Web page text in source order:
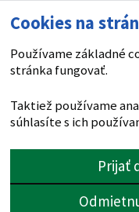
Cookies na
Používame základné
stránka fungovať.
Taktiež používame
súhlasíte s ich
Prijať